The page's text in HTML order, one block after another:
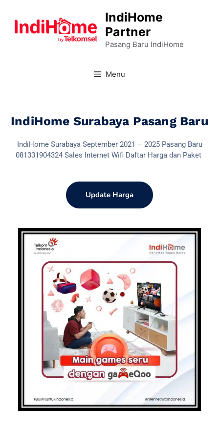
IndiHome
Partner
Pasang Baru IndiHome
Menu
IndiHome Surabaya Pasang Baru
IndiHome Surabaya September 2021 – 2025 Pasang Baru
081331904324 Sales Internet Wifi Daftar Harga dan Paket
Update Harga